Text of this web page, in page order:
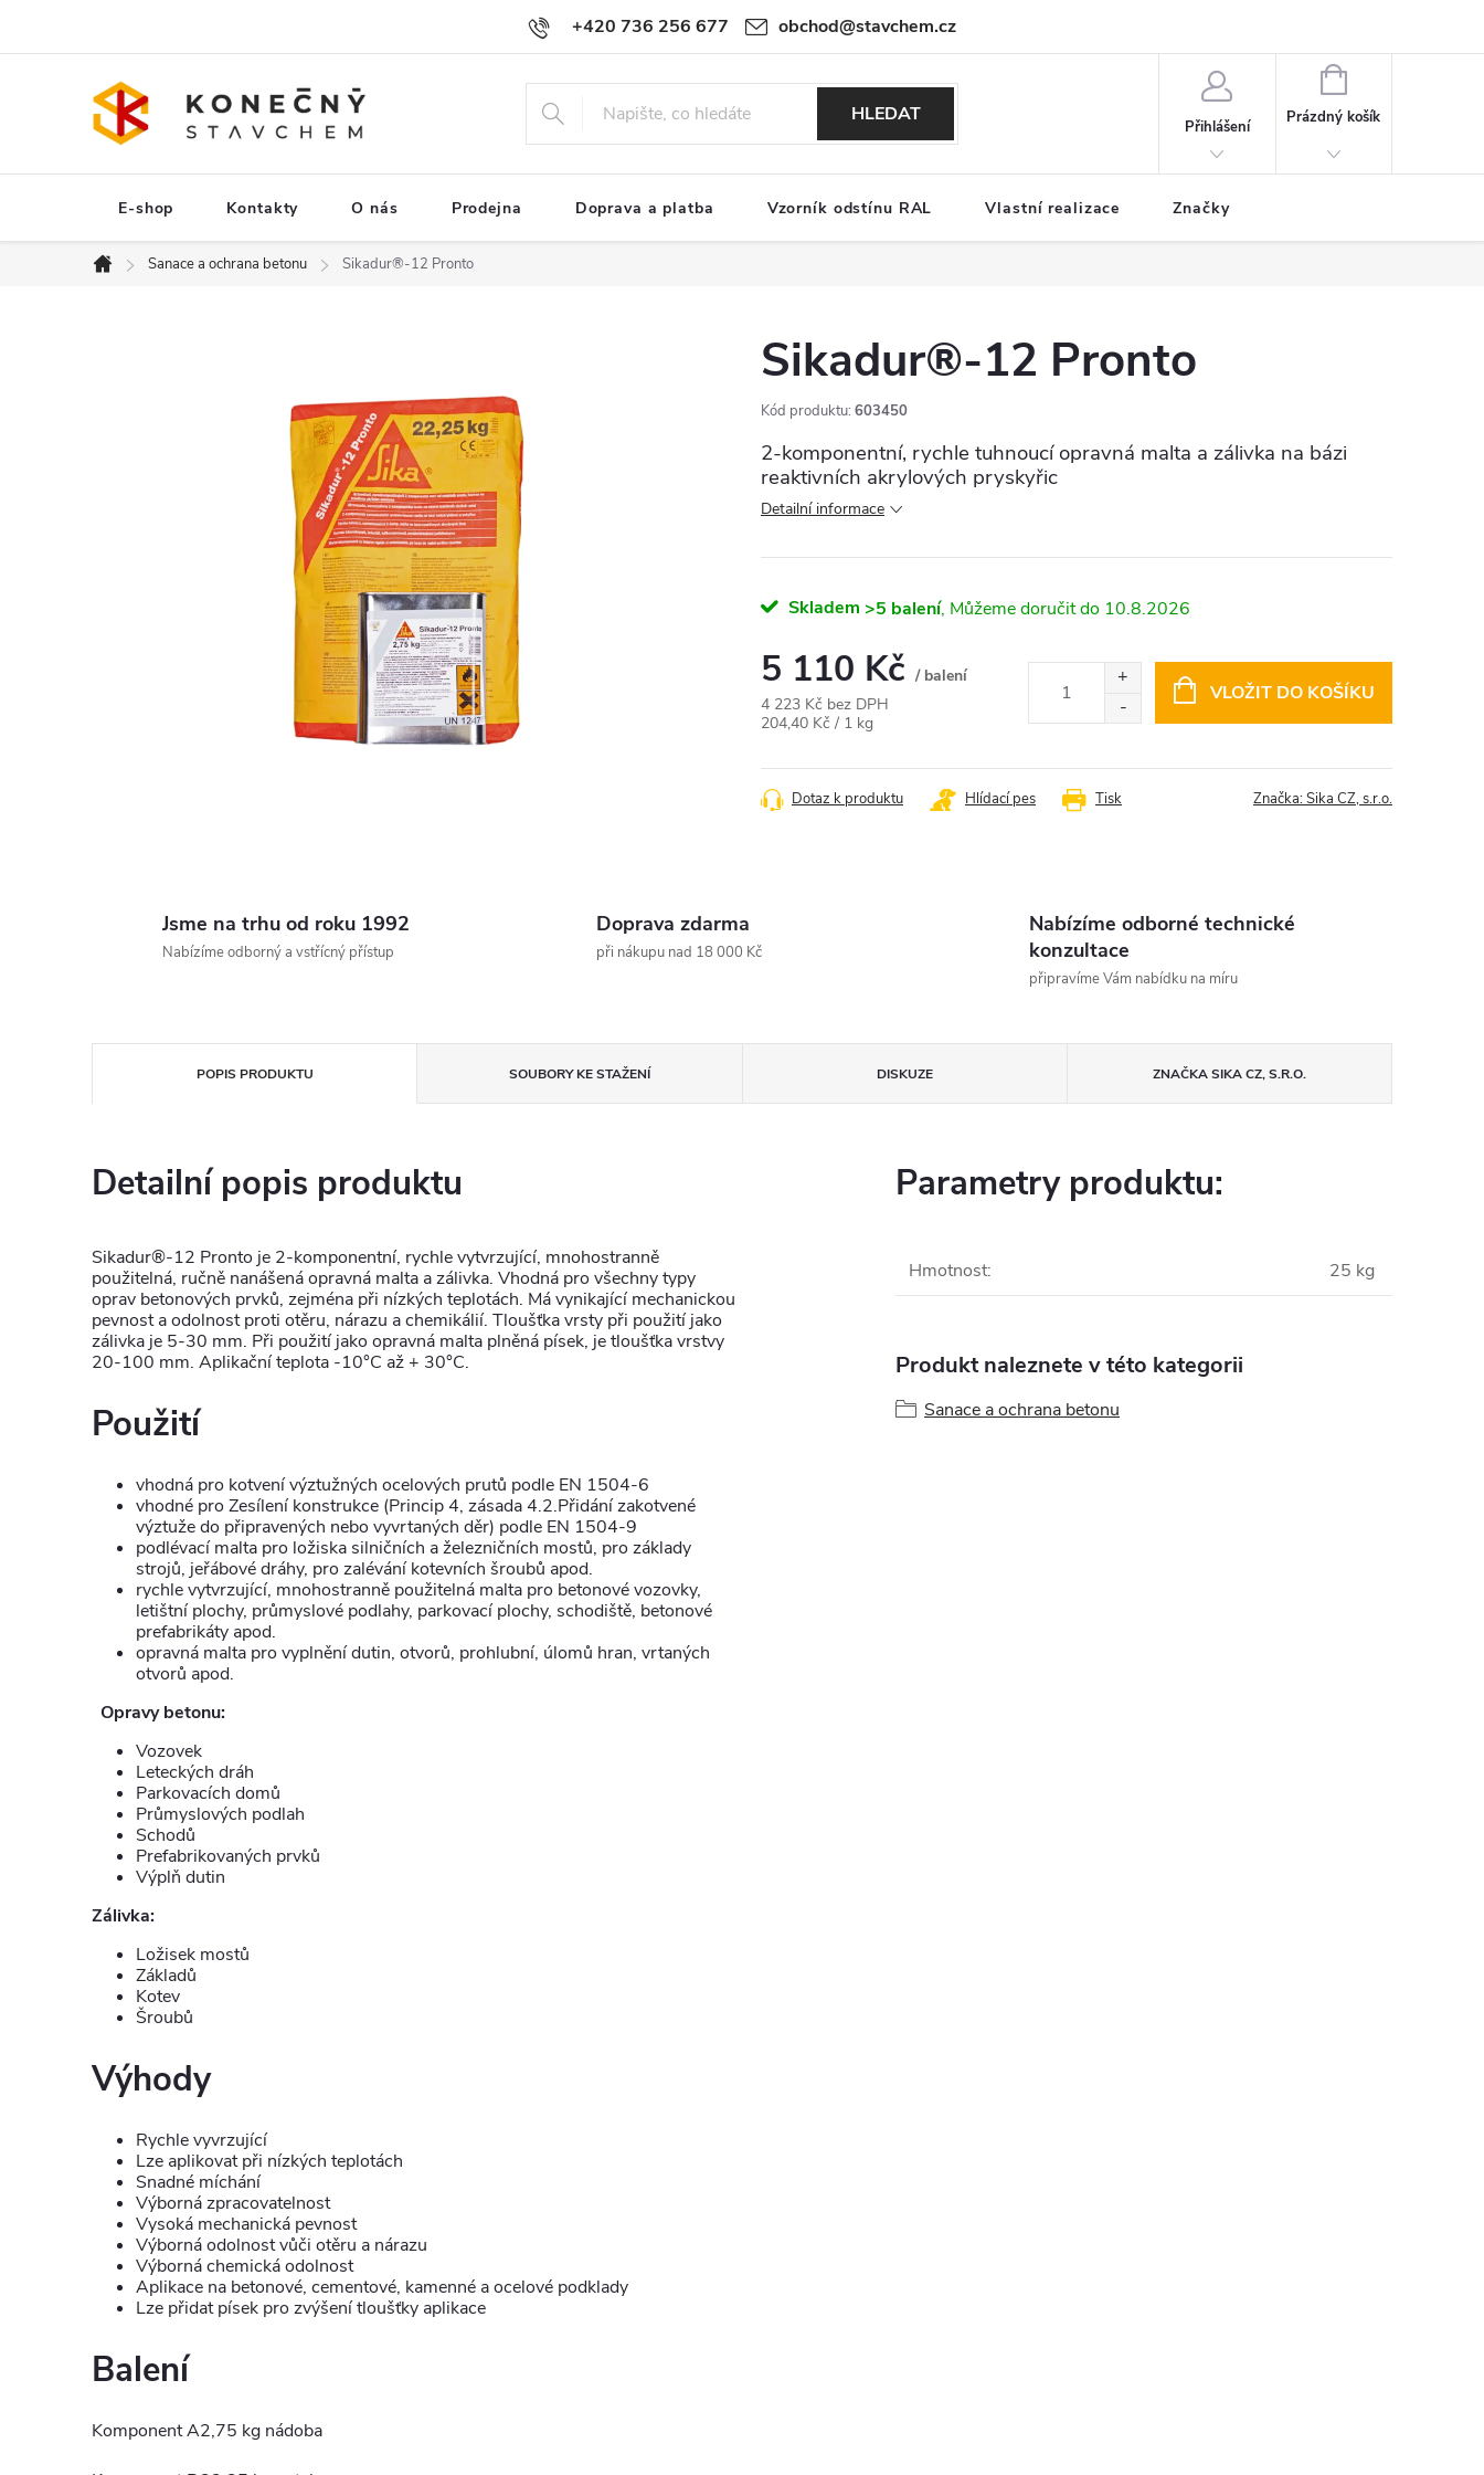
obsah
+420 736 256 677 obchod@stavchem.cz
HLEDAT
Přihlášení
NÁKUPNÍ
KOŠÍK
Prázdný košík
E-shop Kontakty O nás Prodejna Doprava a platba Vzorník odstínu RAL Vlastní realizace Značky
Domů
Sanace a ochrana betonu Sikadur®-12 Pronto
Sikadur®-12 Pronto
Kód produktu: 603450
2-komponentní, rychle tuhnoucí opravná malta a zálivka na bázi
reaktivních akrylových pryskyřic
Detailní informace
Skladem >5 balení 10.8.2026
5 110 Kč / balení
4 223 Kč bez DPH
Měrná
204,40 Kč / 1 kg
VLOŽIT DO KOŠÍKU
Tisk
Dotaz k produktu Hlídací pes Značka:Sika CZ, s.r.o.
Jsme na trhu od roku 1992
Nabízíme odborný a vstřícný přístup
Doprava zdarma
při nákupu nad 18 000 Kč
Nabízíme odborné technické
konzultace
připravíme Vám nabídku na míru
POPIS PRODUKTU SOUBORY KE STAŽENÍ DISKUZE ZNAČKASIKA CZ, S.R.O.
Detailní popis produktu
Sikadur®-12 Pronto je 2-komponentní, rychle vytvrzující, mnohostranně
použitelná, ručně nanášená opravná malta a zálivka. Vhodná pro všechny typy
oprav betonových prvků, zejména při nízkých teplotách. Má vynikající mechanickou
pevnost a odolnost proti otěru, nárazu a chemikálií. Tloušťka vrsty při použití jako
zálivka je 5-30 mm. Při použití jako opravná malta plněná písek, je tloušťka vrstvy
20-100 mm. Aplikační teplota -10°C až + 30°C.
Použití
vhodná pro kotvení výztužných ocelových prutů podle EN 1504-6
vhodné pro Zesílení konstrukce (Princip 4, zásada 4.2.Přidání zakotvené
výztuže do připravených nebo vyvrtaných děr) podle EN 1504-9
podlévací malta pro ložiska silničních a železničních mostů, pro základy
strojů, jeřábové dráhy, pro zalévání kotevních šroubů apod.
rychle vytvrzující, mnohostranně použitelná malta pro betonové vozovky,
letištní plochy, průmyslové podlahy, parkovací plochy, schodiště, betonové
prefabrikáty apod.
opravná malta pro vyplnění dutin, otvorů, prohlubní, úlomů hran, vrtaných
otvorů apod.
Opravy betonu:
Vozovek
Leteckých dráh
Parkovacích domů
Průmyslových podlah
Schodů
Prefabrikovaných prvků
Výplň dutin
Zálivka:
Ložisek mostů
Základů
Kotev
Šroubů
Výhody
Rychle vyvrzující
Lze aplikovat při nízkých teplotách
Snadné míchání
Výborná zpracovatelnost
Vysoká mechanická pevnost
Výborná odolnost vůči otěru a nárazu
Výborná chemická odolnost
Aplikace na betonové, cementové, kamenné a ocelové podklady
Lze přidat písek pro zvýšení tloušťky aplikace
Balení
Komponent A2,75 kg nádoba
Parametry produktu:
Hmotnost: 25 kg
Produkt naleznete v této kategorii
Sanace a ochrana betonu